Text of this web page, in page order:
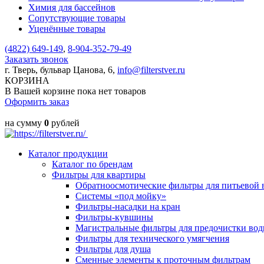
Химия для бассейнов
Сопутствующие товары
Уценённые товары
(4822) 649-149, 8-904-352-79-49
Заказать звонок
г. Тверь, бульвар Цанова, 6, info@filterstver.ru
КОРЗИНА
В Вашей корзине пока нет товаров
Оформить заказ
на сумму 0 рублей
Каталог продукции
Каталог по брендам
Фильтры для квартиры
Обратноосмотические фильтры для питьевой
Системы «под мойку»
Фильтры-насадки на кран
Фильтры-кувшины
Магистральные фильтры для предочистки
Фильтры для технического умягчения
Фильтры для душа
Сменные элементы к проточным фильтрам